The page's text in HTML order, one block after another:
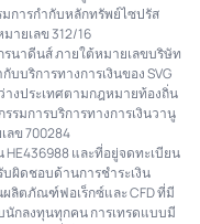
การกำกับหลักทรัพย์ไซปรัส
ายเลข 312/16
รนาดีนส์ ภายใต้หมายเลขบริษัท
บริการทางการเงินของ SVG
างประเทศตามกฎหมายท้องถิ่น
รมการบริการทางการเงินวานู
ลข 700284
HE436988 และที่อยู่จดทะเบียน
บผิดชอบด้านการชำระเงิน
ผลิตภัณฑ์ฟอเร็กซ์และ CFD ที่มี
นักลงทุนทุกคน การเทรดแบบมี